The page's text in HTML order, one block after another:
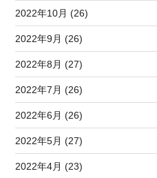
2022年10月 (26)
2022年9月 (26)
2022年8月 (27)
2022年7月 (26)
2022年6月 (26)
2022年5月 (27)
2022年4月 (23)